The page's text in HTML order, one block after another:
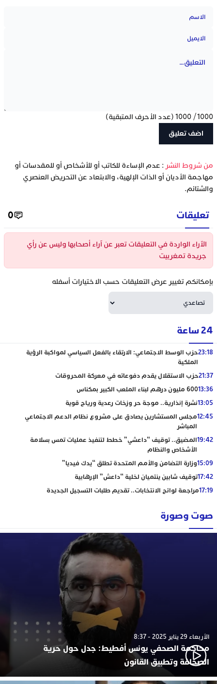
1000
/
1000 (عدد الأحرف المتبقية)
‫من شروط النشر : عدم الإساءة للكاتب أو للأشخاص أو للمقدسات أو
مهاجمة الأديان أو الذات الإلهية، والابتعاد عن التحريض العنصري
والشتائم.
تعليقات 0
الآراء الواردة في التعليقات تعبر عن آراء أصحابها وليس عن رأي
جريدة تمغربيت
بإمكانكم تغيير عرض التعليقات حسب الاختيارات أسفله
24 ساعة
23:18حزب الوسط الاجتماعي: الارتقاء بالفعل السياسي لمواكبة الرؤية
الملكية
21:37حزب الاستقلال يقدم دفوعاته في معركة المحروقات
13:36600 مليون درهم لبناء الملعب الكبير بمكناس
13:05نشرة إنذارية.. موجة حر وزخات رعدية ورياح قوية
12:45مجلس المستشارين يصادق على مشروع نظام الدعم الاجتماعي
المباشر
19:42المضيق.. توقيف “داعشي” خطط لتنفيذ عمليات تمس بسلامة
الأشخاص والنظام
15:09وزارة التضامن والأمم المتحدة تطلق “يدك فيديا”
17:42توقيف شابين ينتميان لخلية “داعش” الإرهابية
17:19مراجعة لوائح الانتخابات.. تقديم طلبات التسجيل الجديدة
صوت وصورة
الأربعاء 29 يناير 2025 - 8:37
محاكمة الصحفي يونس أفطيط: جدل حول حرية
الصحافة وتطبيق القانون